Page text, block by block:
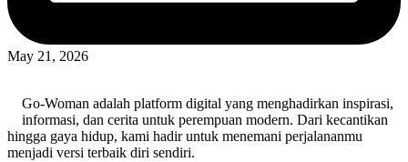
May 21, 2026
Go-Woman adalah platform digital yang menghadirkan inspirasi,
informasi, dan cerita untuk perempuan modern. Dari kecantikan
hingga gaya hidup, kami hadir untuk menemani perjalananmu
menjadi versi terbaik diri sendiri.